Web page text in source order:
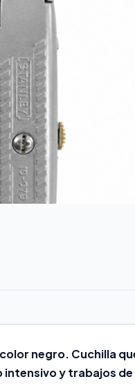
negro. Cuchilla
intensivo y trabajos